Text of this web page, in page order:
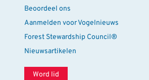
Beoordeel ons
Aanmelden voor Vogelnieuws
Forest Stewardship Council®
Nieuwsartikelen
Word lid